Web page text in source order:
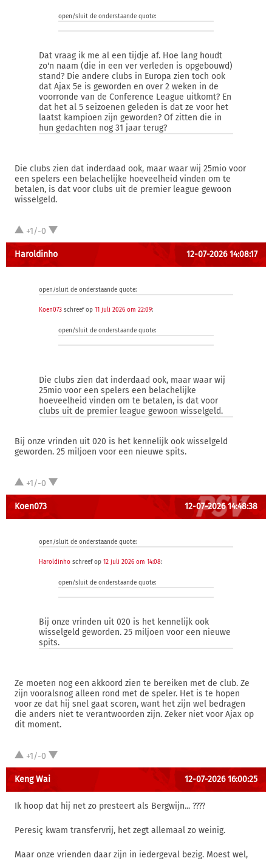
open/sluit de onderstaande quote:
Dat vraag ik me al een tijdje af. Hoe lang houdt
zo'n naam (die in een ver verleden is opgebouwd)
stand? Die andere clubs in Europa zien toch ook
dat Ajax 5e is geworden en over 2 weken in de
voorronde van de Conference League uitkomt? En
dat het al 5 seizoenen geleden is dat ze voor het
laatst kampioen zijn geworden? Of zitten die in
hun gedachten nog 31 jaar terug?
Die clubs zien dat inderdaad ook, maar waar wij 25mio voor
een spelers een belachelijke hoeveelheid vinden om te
betalen, is dat voor clubs uit de premier league gewoon
wisselgeld.
+1/-0
Haroldinho 12-07-2026 14:08:17
open/sluit de onderstaande quote:
Koen073 schreef op 11 juli 2026 om 22:09:
open/sluit de onderstaande quote:
Die clubs zien dat inderdaad ook, maar waar wij
25mio voor een spelers een belachelijke
hoeveelheid vinden om te betalen, is dat voor
clubs uit de premier league gewoon wisselgeld.
Bij onze vrinden uit 020 is het kennelijk ook wisselgeld
geworden. 25 miljoen voor een nieuwe spits.
+1/-0
Koen073 12-07-2026 14:48:38
open/sluit de onderstaande quote:
Haroldinho schreef op 12 juli 2026 om 14:08:
open/sluit de onderstaande quote:
Bij onze vrinden uit 020 is het kennelijk ook
wisselgeld geworden. 25 miljoen voor een nieuwe
spits.
Ze moeten nog een akkoord zien te bereiken met de club. Ze
zijn vooralsnog alleen rond met de speler. Het is te hopen
voor ze dat hij snel gaat scoren, want het zijn wel bedragen
die anders niet te verantwoorden zijn. Zeker niet voor Ajax op
dit moment.
+1/-0
Keng Wai 12-07-2026 16:00:25
Ik hoop dat hij net zo presteert als Bergwijn... ????
Peresiç kwam transfervrij, het zegt allemaal zo weinig.
Maar onze vrienden daar zijn in iedergeval bezig. Moest wel,